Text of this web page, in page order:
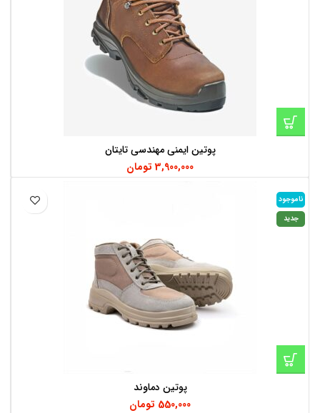
پوتین ایمنی مهندسی تایتان
3,900,000 تومان
ناموجود
جدید
پوتین دماوند
550,000 تومان